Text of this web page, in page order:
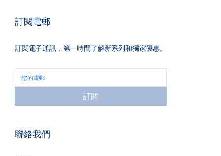
訂閱電郵
訂閱電子通訊，第一時間了解新系列和獨家優惠。
訂閱
聯絡我們